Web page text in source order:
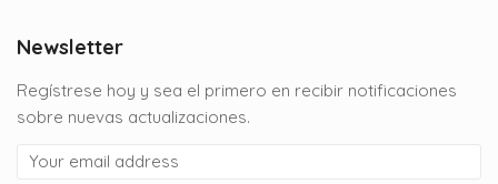
Newsletter
Regístrese hoy y sea el primero en recibir notificaciones
sobre nuevas actualizaciones.